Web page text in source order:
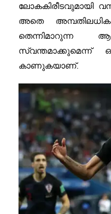
ലോകകിരീടവുമായി
അതെ
തെന്നിമാറുന്ന
സ്വന്തമാക്കുമെന്ന്
കാണുകയാണ്.